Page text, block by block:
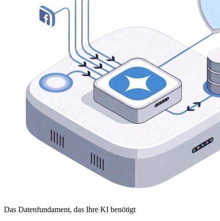
Das Datenfundament, das Ihre KI benötigt